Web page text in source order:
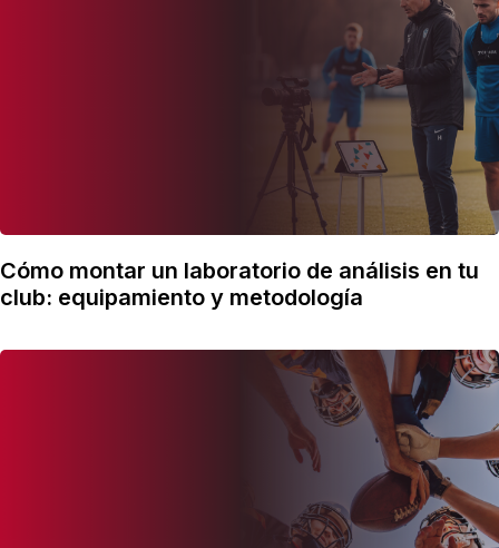
Cómo montar un laboratorio de análisis en tu
club: equipamiento y metodología